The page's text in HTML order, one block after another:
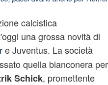
calcistica
una grossa novità di
e Juventus. La società
quella bianconera per
Schick, promettente